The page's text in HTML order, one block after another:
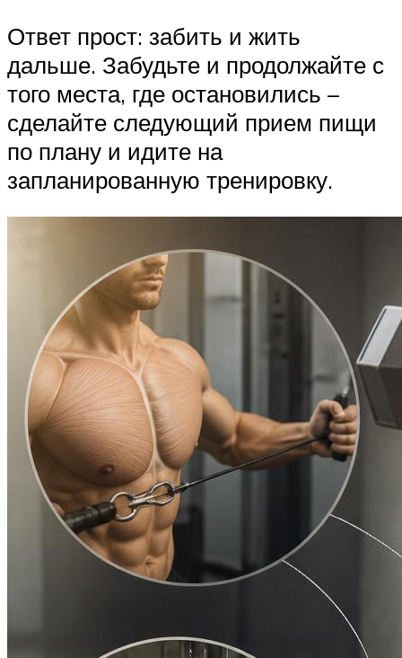
Ответ прост: забить и жить
дальше. Забудьте и продолжайте с
того места, где остановились –
сделайте следующий прием пищи
по плану и идите на
запланированную тренировку.